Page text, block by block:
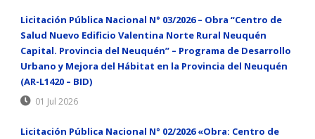
Licitación Pública Nacional N° 03/2026 – Obra “Centro de
Salud Nuevo Edificio Valentina Norte Rural Neuquén
Capital. Provincia del Neuquén” – Programa de Desarrollo
Urbano y Mejora del Hábitat en la Provincia del Neuquén
(AR-L1420 – BID)
01 Jul 2026
Licitación Pública Nacional N° 02/2026 «Obra: Centro de